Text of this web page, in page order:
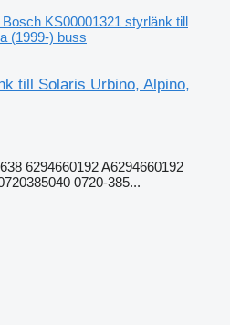
Bosch KS00001321 styrlänk till
(1999-) buss
till Solaris Urbino, Alpino,
6294660192 A6294660192
0720-385...